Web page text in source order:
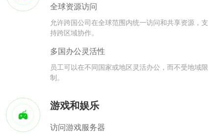
全球资源访问
允许跨国公司在全球范围内统一访问和共享资源，支
持跨区域协作。
多国办公灵活性
员工可以在不同国家或地区灵活办公，而不受地域限
制。
游戏和娱乐
访问游戏服务器